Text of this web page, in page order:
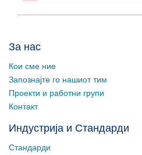
За нас
Кои сме ние
Запознајте го нашиот тим
Проекти и работни групи
Контакт
Индустрија и Стандарди
Стандарди